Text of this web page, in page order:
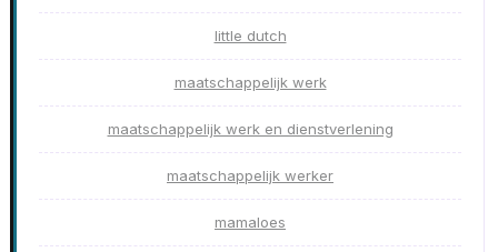
little dutch
maatschappelijk werk
maatschappelijk werk en dienstverlening
maatschappelijk werker
mamaloes